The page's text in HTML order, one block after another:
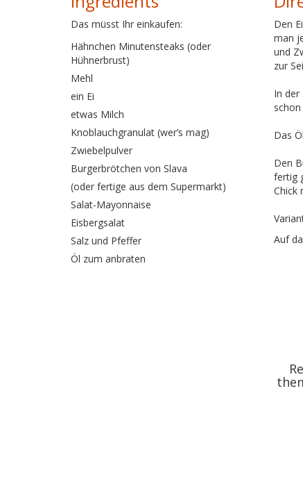
Das müsst Ihr einkaufen:
Hähnchen Minutensteaks (oder
Hühnerbrust)
Mehl
ein Ei
etwas Milch
Knoblauchgranulat (wer’s mag)
Zwiebelpulver
Burgerbrötchen von Slava
(oder fertige aus dem Supermarkt)
Salat-Mayonnaise
Eisbergsalat
Salz und Pfeffer
Öl zum anbraten
Den
man
und
zur
In der
Das
Den
fertig
Chick
Auf